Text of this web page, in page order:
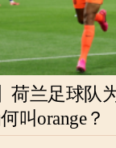
荷兰足球队
叫orange？